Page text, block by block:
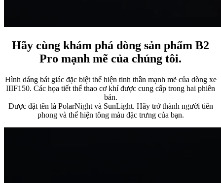
Hãy cùng khám phá dòng sản phẩm B2
Pro mạnh mẽ của chúng tôi.
Hình dáng bát giác đặc biệt thể hiện tinh thần mạnh mẽ của dòng xe
IIIF150. Các họa tiết thể thao cơ khí được cung cấp trong hai phiên
bản.
Được đặt tên là PolarNight và SunLight. Hãy trở thành người tiên
phong và thể hiện tông màu đặc trưng của bạn.